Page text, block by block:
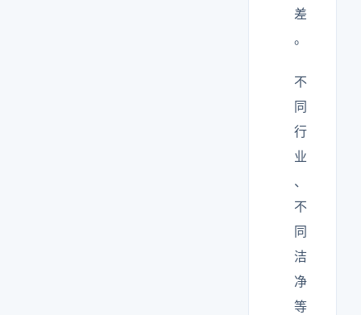
差
。
不
同
行
业
、
不
同
洁
净
等